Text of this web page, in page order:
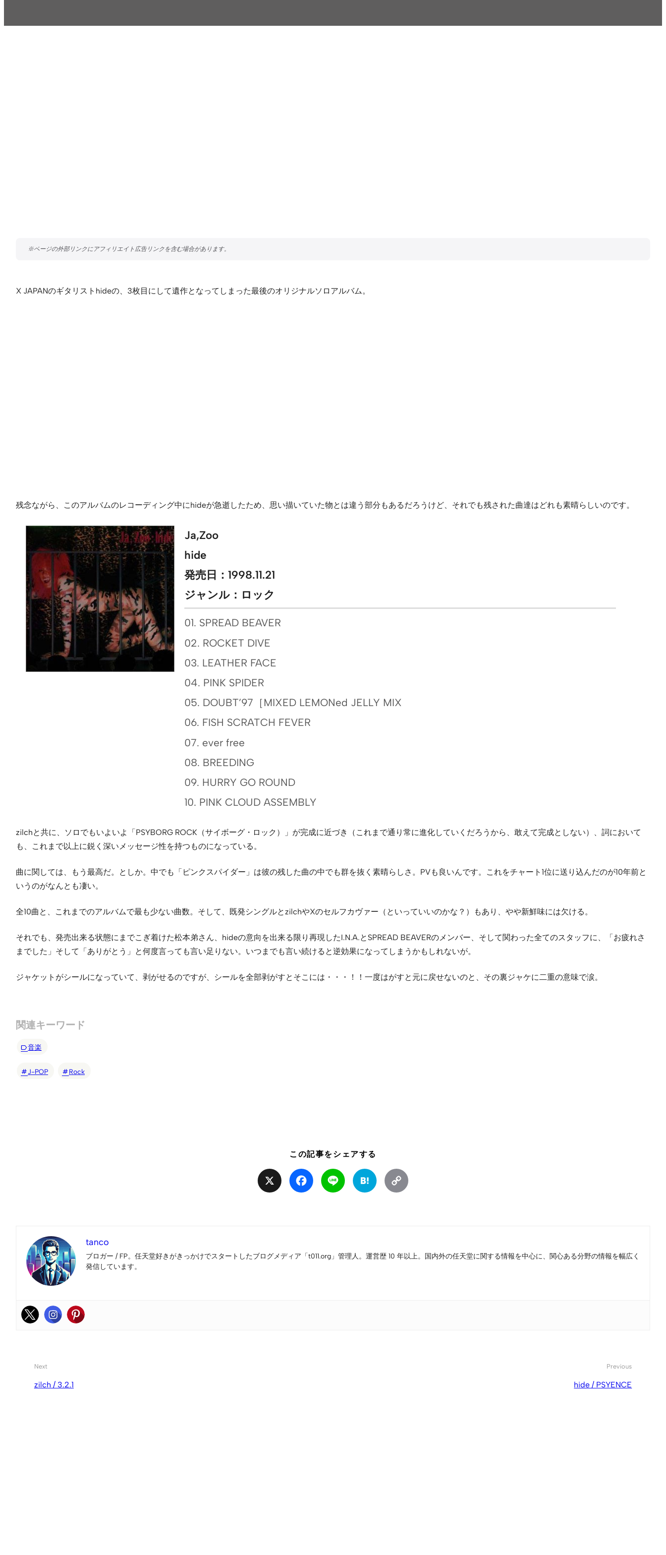
X JAPANのギタリストhideの、3枚目にして遺作となってしまった最後のオリジナルソロアルバム。
残念ながら、このアルバムのレコーディング中にhideが急逝したため、思い描いていた物とは違う部分もあるだろうけど、それでも残された曲達はどれも素晴らしいのです。
Ja,Zoo
hide
発売日：1998.11.21
ジャンル：ロック
01. SPREAD BEAVER
02. ROCKET DIVE
03. LEATHER FACE
04. PINK SPIDER
05. DOUBT’97［MIXED LEMONed JELLY MIX
06. FISH SCRATCH FEVER
07. ever free
08. BREEDING
09. HURRY GO ROUND
10. PINK CLOUD ASSEMBLY
zilchと共に、ソロでもいよいよ「PSYBORG ROCK（サイボーグ・ロック）」が完成に近づき（これまで通り常に進化していくだろうから、敢えて完成としない）、詞において
も、これまで以上に鋭く深いメッセージ性を持つものになっている。
曲に関しては、もう最高だ。としか。中でも「ピンクスパイダー」は彼の残した曲の中でも群を抜く素晴らしさ。PVも良いんです。これをチャート1位に送り込んだのが10年前と
いうのがなんとも凄い。
全10曲と、これまでのアルバムで最も少ない曲数。そして、既発シングルとzilchやXのセルフカヴァー（といっていいのかな？）もあり、やや新鮮味には欠ける。
それでも、発売出来る状態にまでこぎ着けた松本弟さん、hideの意向を出来る限り再現したI.N.A.とSPREAD BEAVERのメンバー、そして関わった全てのスタッフに、「お疲れさ
までした」そして「ありがとう」と何度言っても言い足りない。いつまでも言い続けると逆効果になってしまうかもしれないが。
ジャケットがシールになっていて、剥がせるのですが、シールを全部剥がすとそこには・・・！！一度はがすと元に戻せないのと、その裏ジャケに二重の意味で涙。
関連キーワード
音楽
J-POP Rock
この記事をシェアする
Facebook Line Hatena
tanco
ブロガー / FP。任天堂好きがきっかけでスタートしたブログメディア「t011.org」管理人。運営歴 10 年以上。国内外の任天堂に関する情報を中心に、関心ある分野の情報を幅広く
発信しています。
Next
zilch / 3.2.1
Previous
hide / PSYENCE